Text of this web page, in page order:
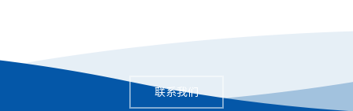
联系我们